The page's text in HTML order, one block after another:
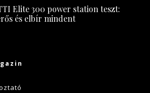
Elite 300 power station teszt:
és elbír mindent